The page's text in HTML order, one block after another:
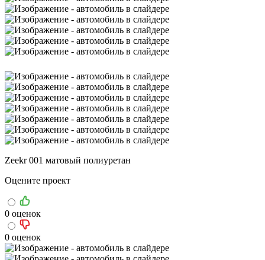
Zeekr 001 матовый полиуретан
Оцените проект
0 оценок
0 оценок